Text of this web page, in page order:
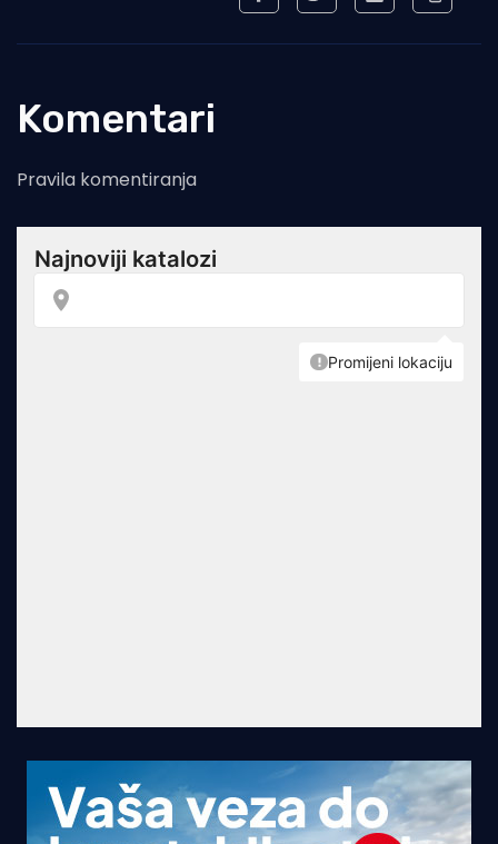
Komentari
Pravila komentiranja